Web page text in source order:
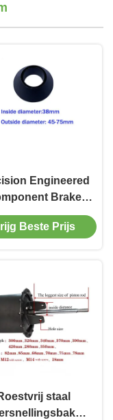
Engineered
Brake
Centering Cone
Innendiameter
Beste Prijs
staal